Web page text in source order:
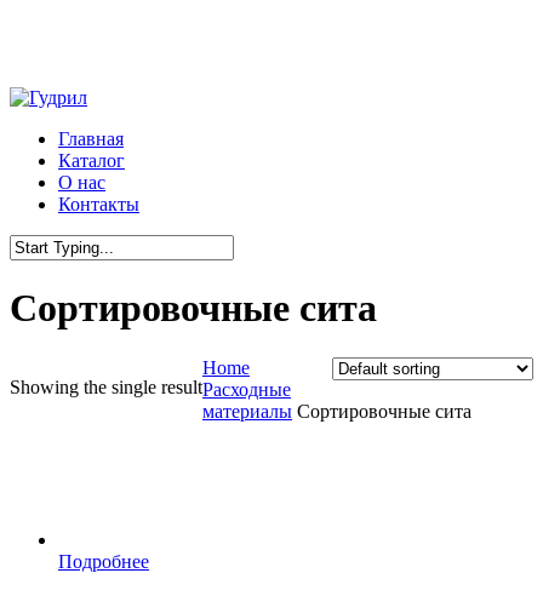
content
Menu
Главная
Каталог
О нас
Контакты
Search
Сортировочные сита
Showing the single result
Home
Расходные
материалы Сортировочные сита
Подробнее